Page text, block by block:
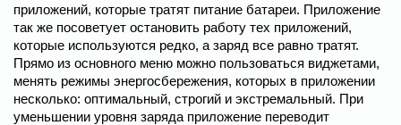
приложений, которые тратят питание батареи. Приложение
так же посоветует остановить работу тех приложений,
которые используются редко, а заряд все равно тратят.
Прямо из основного меню можно пользоваться виджетами,
менять режимы энергосбережения, которых в приложении
несколько: оптимальный, строгий и экстремальный. При
уменьшении уровня заряда приложение переводит